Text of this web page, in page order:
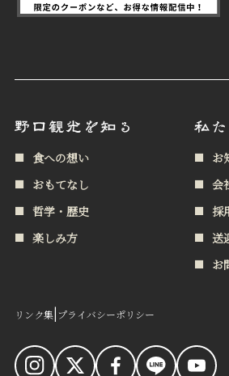
食への想い
おもてなし
哲学・歴史
楽しみ方
お
会
採
送
お
リンク集|プライバシーポリシー